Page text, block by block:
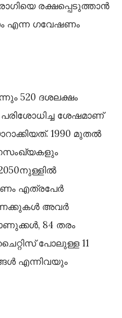
രക്ഷപ്പെടുത്താൻ
എന്ന ഗവേഷണം
520 ദശലക്ഷം
ശേഷമാണ്
1990 മുതല്‍
എത്രപേർ
അവർ
84 തരം
പോലുള്ള 11
എന്നിവയും